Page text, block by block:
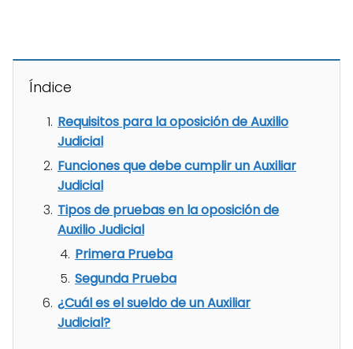
Índice
Requisitos para la oposición de Auxilio
Judicial
Funciones que debe cumplir un Auxiliar
Judicial
Tipos de pruebas en la oposición de
Auxilio Judicial
Primera Prueba
Segunda Prueba
¿Cuál es el sueldo de un Auxiliar
Judicial?